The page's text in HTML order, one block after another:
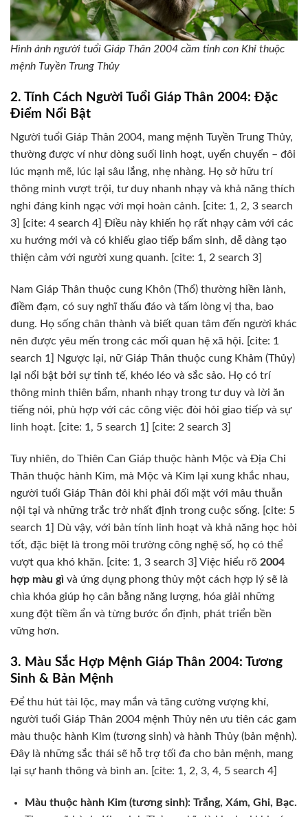
Hình ảnh người tuổi Giáp Thân 2004 cầm tinh con Khỉ thuộc
mệnh Tuyền Trung Thủy
2. Tính Cách Người Tuổi Giáp Thân 2004: Đặc
Điểm Nổi Bật
Người tuổi Giáp Thân 2004, mang mệnh Tuyền Trung Thủy,
thường được ví như dòng suối linh hoạt, uyển chuyển – đôi
lúc mạnh mẽ, lúc lại sâu lắng, nhẹ nhàng. Họ sở hữu trí
thông minh vượt trội, tư duy nhanh nhạy và khả năng thích
nghi đáng kinh ngạc với mọi hoàn cảnh. [cite: 1, 2, 3 search
3] [cite: 4 search 4] Điều này khiến họ rất nhạy cảm với các
xu hướng mới và có khiếu giao tiếp bẩm sinh, dễ dàng tạo
thiện cảm với người xung quanh. [cite: 1, 2 search 3]
Nam Giáp Thân thuộc cung Khôn (Thổ) thường hiền lành,
điềm đạm, có suy nghĩ thấu đáo và tấm lòng vị tha, bao
dung. Họ sống chân thành và biết quan tâm đến người khác
nên được yêu mến trong các mối quan hệ xã hội. [cite: 1
search 1] Ngược lại, nữ Giáp Thân thuộc cung Khảm (Thủy)
lại nổi bật bởi sự tinh tế, khéo léo và sắc sảo. Họ có trí
thông minh thiên bẩm, nhanh nhạy trong tư duy và lời ăn
tiếng nói, phù hợp với các công việc đòi hỏi giao tiếp và sự
linh hoạt. [cite: 1, 5 search 1] [cite: 2 search 3]
Tuy nhiên, do Thiên Can Giáp thuộc hành Mộc và Địa Chi
Thân thuộc hành Kim, mà Mộc và Kim lại xung khắc nhau,
người tuổi Giáp Thân đôi khi phải đối mặt với mâu thuẫn
nội tại và những trắc trở nhất định trong cuộc sống. [cite: 5
search 1] Dù vậy, với bản tính linh hoạt và khả năng học hỏi
tốt, đặc biệt là trong môi trường công nghệ số, họ có thể
vượt qua khó khăn. [cite: 1, 3 search 3] Việc hiểu rõ 2004
hợp màu gì và ứng dụng phong thủy một cách hợp lý sẽ là
chìa khóa giúp họ cân bằng năng lượng, hóa giải những
xung đột tiềm ẩn và từng bước ổn định, phát triển bền
vững hơn.
3. Màu Sắc Hợp Mệnh Giáp Thân 2004: Tương
Sinh & Bản Mệnh
Để thu hút tài lộc, may mắn và tăng cường vượng khí,
người tuổi Giáp Thân 2004 mệnh Thủy nên ưu tiên các gam
màu thuộc hành Kim (tương sinh) và hành Thủy (bản mệnh).
Đây là những sắc thái sẽ hỗ trợ tối đa cho bản mệnh, mang
lại sự hanh thông và bình an. [cite: 1, 2, 3, 4, 5 search 4]
Màu thuộc hành Kim (tương sinh): Trắng, Xám, Ghi, Bạc.